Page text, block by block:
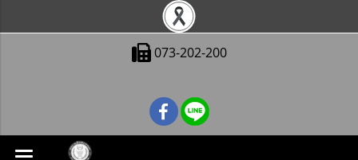
073-202-200